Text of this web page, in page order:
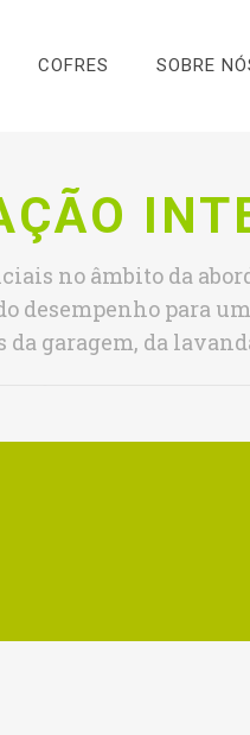
COFRES SOBRE
no âmbito da
desempenho para
garagem, da